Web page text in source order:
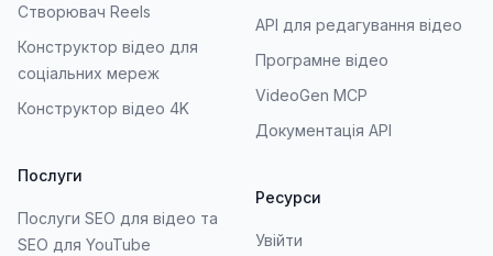
Створювач Reels
Конструктор відео для
соціальних мереж
Конструктор відео 4K
Послуги
Послуги SEO для відео та
SEO для YouTube
API для редагування відео
Програмне відео
VideoGen MCP
Документація API
Ресурси
Увійти